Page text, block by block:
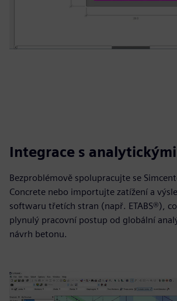
Integrace s
Bezproblémově spolupracujte se
Concrete nebo importujte zatížení a
softwaru třetích stran (např. ETABS®),
plynulý pracovní postup od globální
návrh betonu.